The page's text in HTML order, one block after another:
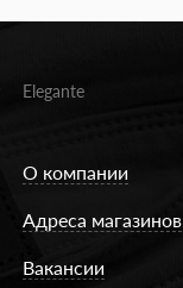
Elegante
О компании
Адреса магазинов
Вакансии